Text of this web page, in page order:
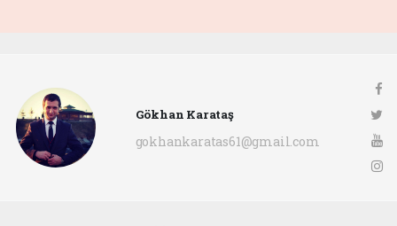
Gökhan Karataş
gokhankaratas61@gmail.com